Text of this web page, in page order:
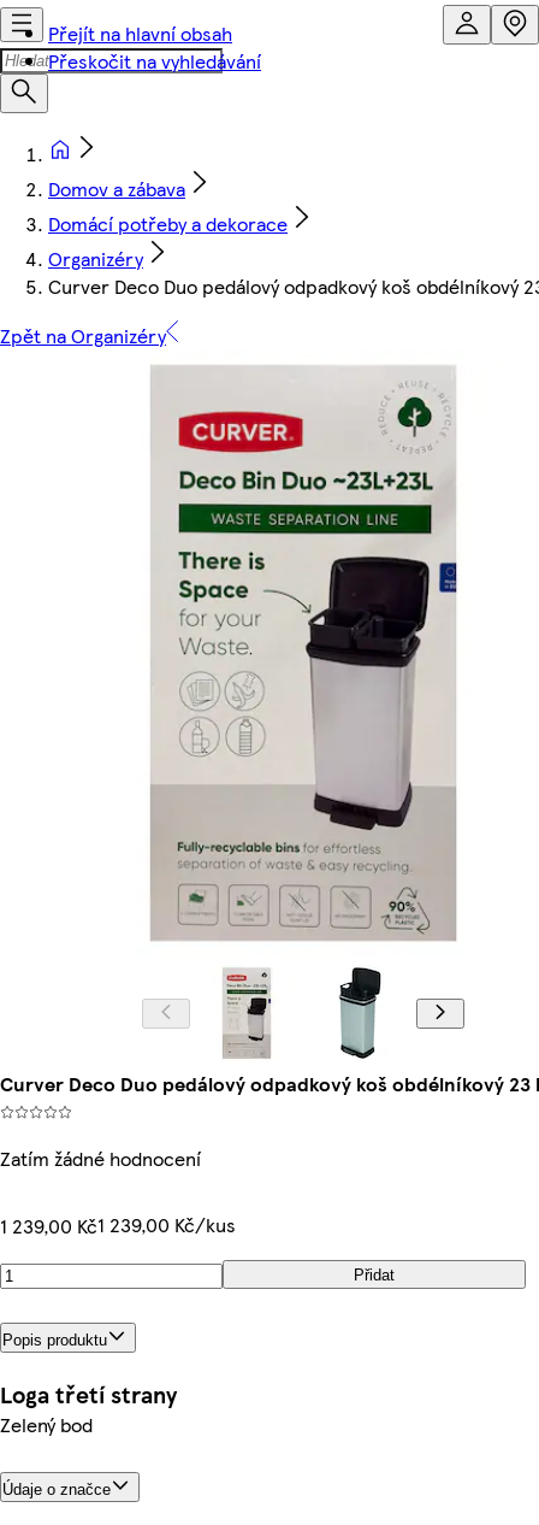
Přejít na hlavní obsah
Přeskočit na vyhledávání
Domov a zábava
Domácí potřeby a dekorace
Organizéry
Curver Deco Duo pedálový odpadkový koš obdélníkový
Zpět na Organizéry
Curver Deco Duo pedálový odpadkový koš obdélníkový 23
Zatím žádné hodnocení
1 239,00 Kč1 239,00 Kč/kus
Přidat
Popis produktu
Loga třetí strany
Zelený bod
Údaje o značce